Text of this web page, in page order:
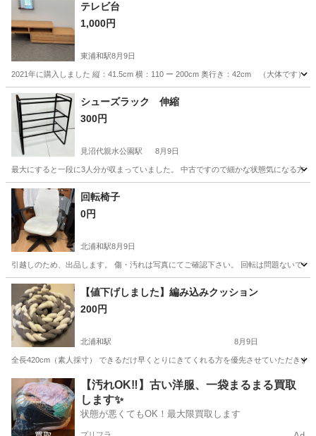
テレビ台
1,000円
東浦和駅8月9日
2021年に購入しました 縦：41.5cm 横：110 ー 200cm 奥行き：42cm （大体です）
埼玉 さいたま市 東浦和駅 収納家具
シューズラック 伸縮
300円
見沼代親水公園駅 8月9日
最大にすると一段に3人分が収まっていました。 中古ですので細かな状態気になる方
埼玉 川口市 見沼代親水公園駅
回転椅子
0円
北浦和駅8月9日
引越しのため、出品します。 傷・汚れは写真にてご確認下さい。 回転は問題ないで
埼玉 さいたま市 北浦和駅 椅子
【値下げしました】編み込みクッション
200円
北浦和駅 8月9日
全長420cm（素人採寸） できるだけ早くとりにきてくれる方を優先させていただきま
埼玉 さいたま市 北浦和駅 家具 素人
【汚れOK‼️】古い洋服、一袋まるまる買取
します✨
状態が悪くてもOK！最大限買取します